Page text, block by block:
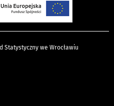
Statystyczny we Wrocławiu